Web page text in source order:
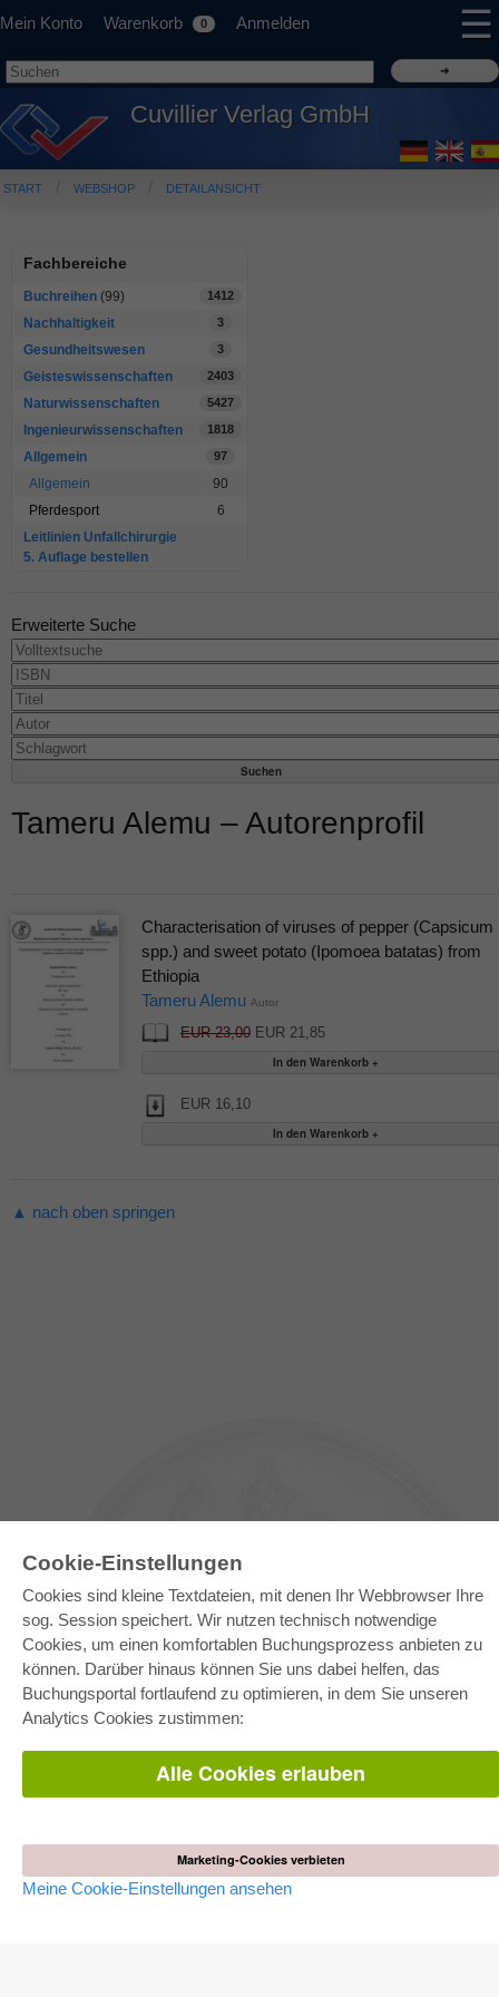
Cookie-Einstellungen
Cookies sind kleine Textdateien, mit denen Ihr Webbrowser Ihre
sog. Session speichert. Wir nutzen technisch notwendige
Cookies, um einen komfortablen Buchungsprozess anbieten zu
können. Darüber hinaus können Sie uns dabei helfen, das
Buchungsportal fortlaufend zu optimieren, in dem Sie unseren
Analytics Cookies zustimmen:
Alle Cookies erlauben
Marketing-Cookies verbieten
Meine Cookie-Einstellungen ansehen
Mein Konto Warenkorb 0 Anmelden ☰
Cuvillier Verlag GmbH
START WEBSHOP DETAILANSICHT
Fachbereiche
Buchreihen (99) 1412
Nachhaltigkeit 3
Gesundheitswesen 3
Geisteswissenschaften 2403
Naturwissenschaften 5427
Ingenieurwissenschaften 1818
Allgemein 97
Allgemein
90
Pferdesport
6
Leitlinien Unfallchirurgie
5. Auflage bestellen
Erweiterte Suche
Tameru Alemu – Autorenprofil
Characterisation of viruses of pepper (Capsicum
spp.) and sweet potato (Ipomoea batatas) from
Ethiopia
Tameru Alemu Autor
EUR 23,00EUR 21,85
EUR 16,10
▲ nach oben springen
E-COLLECTION
Gesamtpaket
Fachbereichspakete
Bereitstellung von E-Books
Häufig gestellte Fragen (FAQ)
AGB